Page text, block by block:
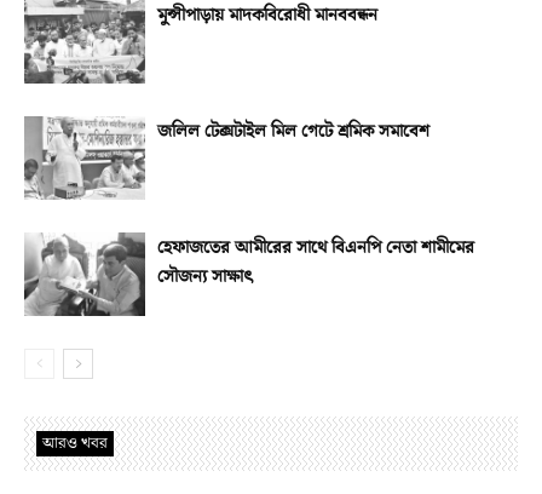
মুন্সীপাড়ায় মাদকবিরোধী মানববন্ধন
জলিল টেক্সটাইল মিল গেটে শ্রমিক সমাবেশ
হেফাজতের আমীরের সাথে বিএনপি নেতা শামীমের
সৌজন্য সাক্ষাৎ
আরও খবর